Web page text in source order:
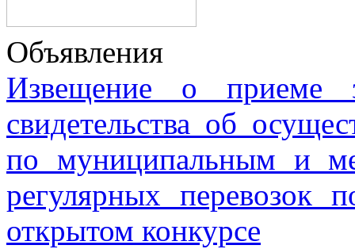
Объявления
Извещение о приеме
свидетельства об
по муниципальным и
регулярных перевозок
открытом конкурсе